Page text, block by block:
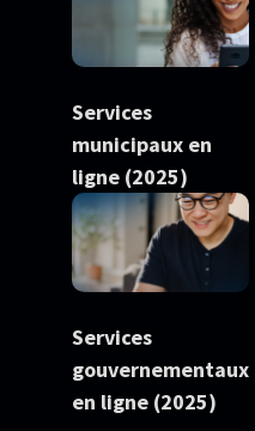
Services
municipaux en
ligne (2025)
Services
gouvernementaux
en ligne (2025)